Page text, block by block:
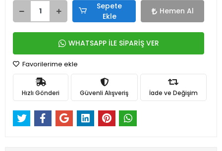
Sepete
Ekle
Hemen Al
WHATSAPP İLE SİPARİŞ VER
Favorilerime ekle
Hızlı Gönderi Güvenli Alışveriş İade ve Değişim